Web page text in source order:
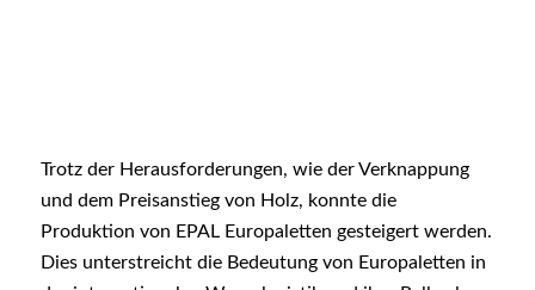
Trotz der Herausforderungen, wie der Verknappung
und dem Preisanstieg von Holz, konnte die
Produktion von EPAL Europaletten gesteigert werden.
Dies unterstreicht die Bedeutung von Europaletten in